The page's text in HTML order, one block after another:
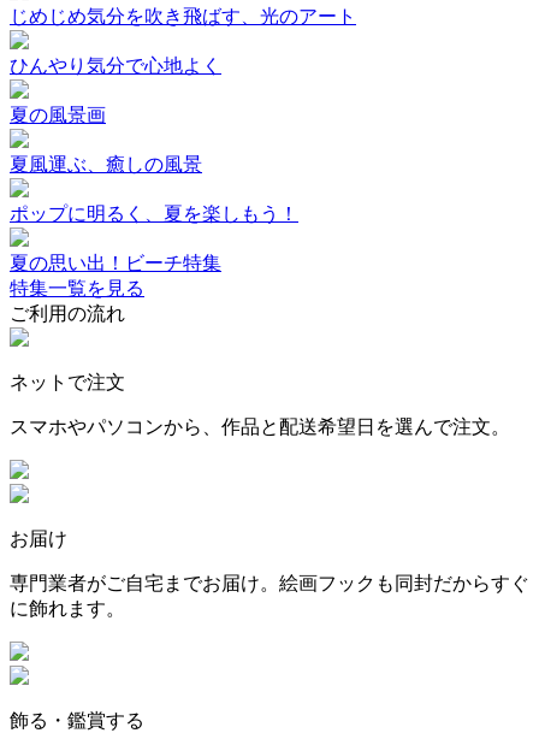
じめじめ気分を吹き飛ばす、光のアート
ひんやり気分で心地よく
夏の風景画
夏風運ぶ、癒しの風景
ポップに明るく、夏を楽しもう！
夏の思い出！ビーチ特集
特集一覧を見る
ご利用の流れ
ネットで注文
スマホやパソコンから、作品と配送希望日を選んで注文。
お届け
専門業者がご自宅までお届け。絵画フックも同封だからすぐ
に飾れます。
飾る・鑑賞する